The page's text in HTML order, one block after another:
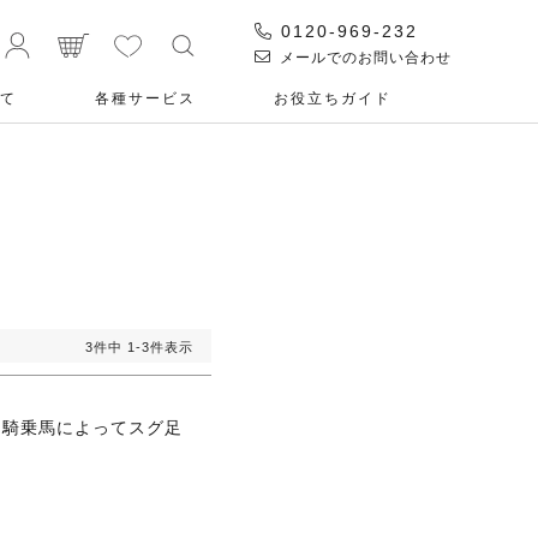
0120-969-232
メールでのお問い合わせ
各種サービス お役⽴ちガイド
3件中 1 -3件表示
乗馬によってスグ足